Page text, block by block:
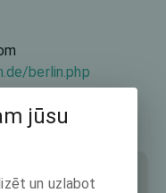
berlin.php
jūsu
un uzlabot